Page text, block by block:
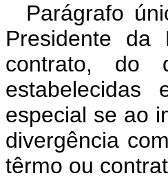
Parágrafo
Presidente da
contrato, do
estabelecidas
especial se ao
divergência
têrmo ou